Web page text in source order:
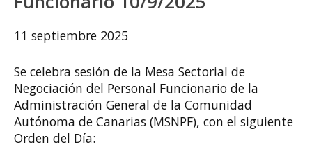
11 septiembre 2025
Se celebra sesión de la Mesa Sectorial de
Negociación del Personal Funcionario de la
Administración General de la Comunidad
Autónoma de Canarias (MSNPF), con el siguiente
Orden del Día: